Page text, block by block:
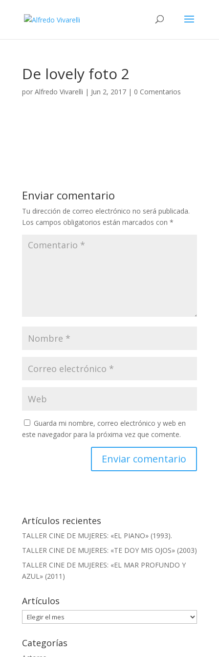
De lovely foto 2
por Alfredo Vivarelli | Jun 2, 2017| 0 Comentarios
Enviar comentario
Tu dirección de correo electrónico no será publicada.
Los campos obligatorios están marcados con *
Guarda mi nombre, correo electrónico y web en
este navegador para la próxima vez que comente.
Artículos recientes
TALLER CINE DE MUJERES: «EL PIANO» (1993).
TALLER CINE DE MUJERES: «TE DOY MIS OJOS» (2003)
TALLER CINE DE MUJERES: «EL MAR PROFUNDO Y
AZUL» (2011)
Artículos
Artículos
Categorías